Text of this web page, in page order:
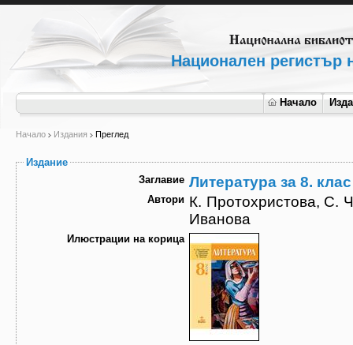
Национален регистър
Начало
Начало Издания Преглед
Издание
Заглавие Литература за 8. клас
Автори К. Протохристова, С.
Иванова
Илюстрации на корица